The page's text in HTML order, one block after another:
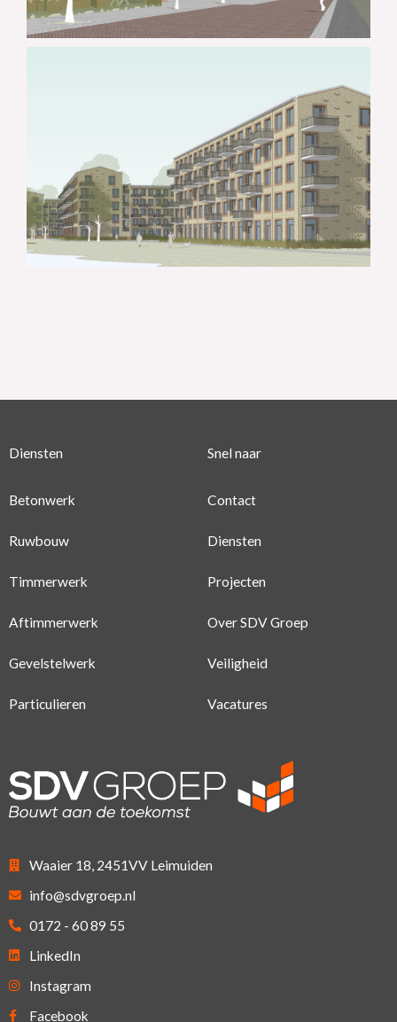
Diensten
Betonwerk
Ruwbouw
Timmerwerk
Aftimmerwerk
Gevelstelwerk
Particulieren
Snel naar
Contact
Diensten
Projecten
Over SDV Groep
Veiligheid
Vacatures
Waaier 18, 2451VV Leimuiden
info@sdvgroep.nl
0172 - 60 89 55
LinkedIn
Instagram
Facebook